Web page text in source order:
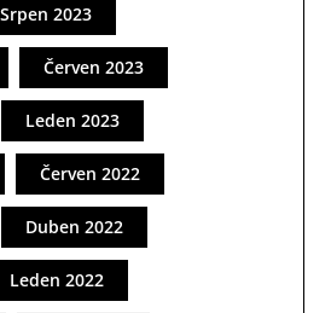
Srpen 2023
Červen 2023
Leden 2023
Červen 2022
Duben 2022
Leden 2022